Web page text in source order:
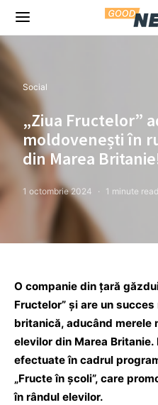
Social
„Ziua Fructelor”
moldovenești în
din Marea
1 octombrie 2024 1 minute read
O companie din țară
Fructelor” și are un
britanică, aducând merele
elevilor din Marea
efectuate în cadrul
„Fructe în școli”, care
în rândul elevilor.